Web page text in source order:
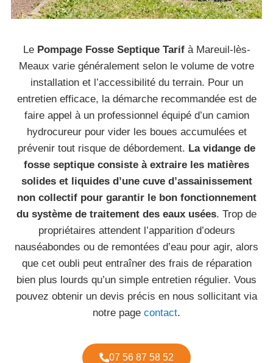
Le Pompage Fosse Septique Tarifà Mareuil-lès-
Meaux varie généralement selon le volume de votre
installation et l’accessibilité du terrain. Pour un
entretien efficace, la démarche recommandée est de
faire appel à un professionnel équipé d’un camion
hydrocureur pour vider les boues accumulées et
prévenir tout risque de débordement. La vidange de
fosse septique consiste à extraire les matières
solides et liquides d’une cuve d’assainissement
non collectif pour garantir le bon fonctionnement
du système de traitement des eaux usées. Trop de
propriétaires attendent l’apparition d’odeurs
nauséabondes ou de remontées d’eau pour agir, alors
que cet oubli peut entraîner des frais de réparation
bien plus lourds qu’un simple entretien régulier. Vous
pouvez obtenir un devis précis en nous sollicitant via
notre page contact.
07 56 87 58 52